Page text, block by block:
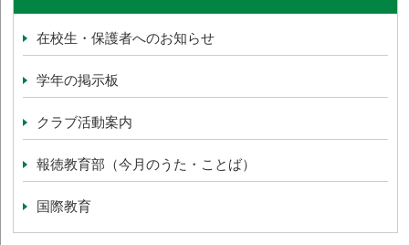
在校生・保護者へのお知らせ
学年の掲示板
クラブ活動案内
報徳教育部（今月のうた・ことば）
国際教育